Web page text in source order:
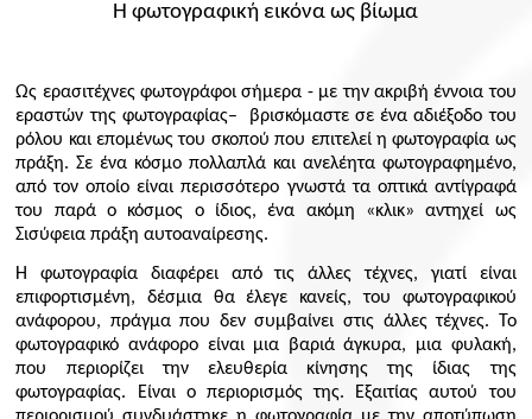
Η φωτογραφική εικόνα ως βίωμα
Ως ερασιτέχνες φωτογράφοι σήμερα - με την ακριβή έννοια του
εραστών της φωτογραφίας– βρισκόμαστε σε ένα αδιέξοδο του
ρόλου και επομένως του σκοπού που επιτελεί η φωτογραφία ως
πράξη. Σε ένα κόσμο πολλαπλά και ανελέητα φωτογραφημένο,
από τον οποίο είναι περισσότερο γνωστά τα οπτικά αντίγραφά
του παρά ο κόσμος ο ίδιος, ένα ακόμη «κλικ» αντηχεί ως
Σισύφεια πράξη αυτοαναίρεσης.
Η φωτογραφία διαφέρει από τις άλλες τέχνες, γιατί είναι
επιφορτισμένη, δέσμια θα έλεγε κανείς, του φωτογραφικού
ανάφορου, πράγμα που δεν συμβαίνει στις άλλες τέχνες. Το
φωτογραφικό ανάφορο είναι μια βαριά άγκυρα, μια φυλακή,
που περιορίζει την ελευθερία κίνησης της ίδιας της
φωτογραφίας. Είναι ο περιορισμός της. Εξαιτίας αυτού του